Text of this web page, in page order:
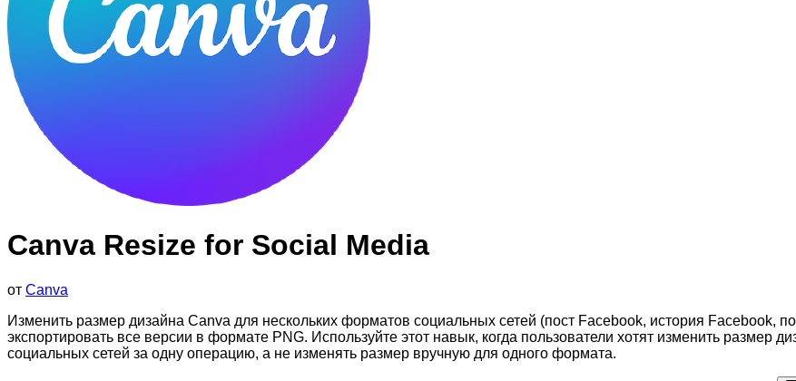
Canva Resize for Social Media
от Canva
Изменить размер дизайна Canva для нескольких форматов социальных сетей (пост Facebook, история Facebook,
экспортировать все версии в формате PNG. Используйте этот навык, когда пользователи хотят изменить размер
социальных сетей за одну операцию, а не изменять размер вручную для одного формата.